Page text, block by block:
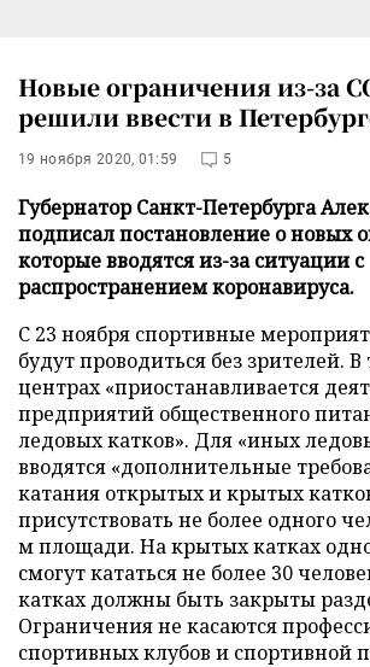
Новые ограничения из-за
решили ввести в
19 ноября 2020, 01:59 5
Губернатор Санкт-Петербурга
подписал постановление о новых
которые вводятся из-за ситуации с
распространением коронавируса.
С 23 ноября спортивные
будут проводиться без зрителей. В
центрах «приостанавливается
предприятий общественного
ледовых катков». Для «иных
вводятся «дополнительные
катания открытых и крытых
присутствовать не более одного
м площади. На крытых катках
смогут кататься не более 30
катках должны быть закрыты
Ограничения не касаются
спортивных клубов и спортивной